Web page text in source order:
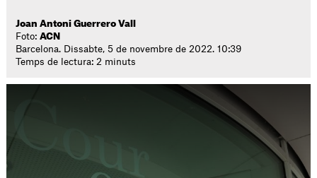
Joan Antoni Guerrero Vall
Foto:ACN
Barcelona. Dissabte, 5 de novembre de 2022. 10:39
Temps de lectura: 2 minuts